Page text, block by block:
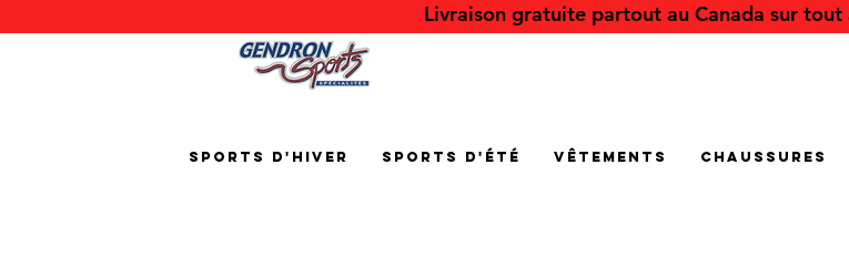
Livraison gratuite partout au Canada sur
Sports d'hiver Sports d'été Vêtements Chaussures